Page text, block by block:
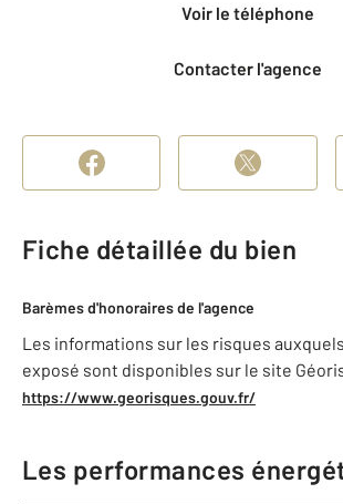
Voir le téléphone
Contacter l'agence
Fiche détaillée du bien
Barèmes d'honoraires de l'agence
Les informations sur les risques
exposé sont disponibles sur le site
https://www.georisques.gouv.fr/
Les performances